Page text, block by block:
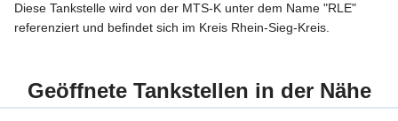
Diese Tankstelle wird von der MTS-K unter dem Name "RLE"
referenziert und befindet sich im Kreis Rhein-Sieg-Kreis.
Geöffnete Tankstellen in der Nähe